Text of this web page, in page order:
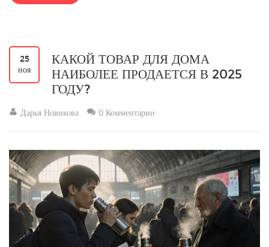
25
ноя
КАКОЙ ТОВАР ДЛЯ ДОМА
НАИБОЛЕЕ ПРОДАЕТСЯ В 2025
ГОДУ?
Дарья Новикова 0 Комментарии